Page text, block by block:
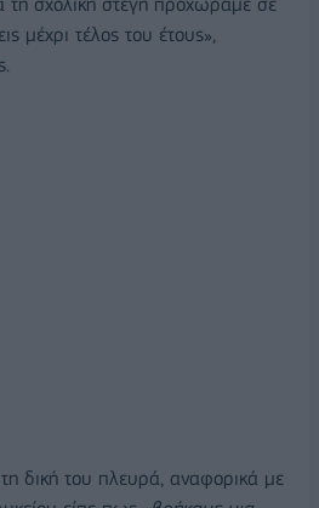
μέχρι τέλος του έτους»,
δική του πλευρά, αναφορικά με